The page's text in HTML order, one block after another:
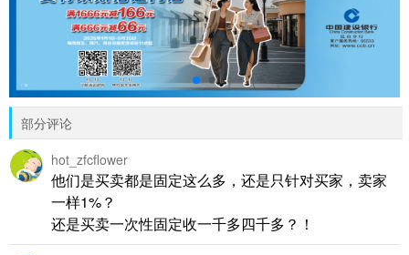
部分评论
hot_zfcflower
他们是买卖都是固定这么多，还是只针对买家，卖家
一样1%？
还是买卖一次性固定收一千多四千多？！